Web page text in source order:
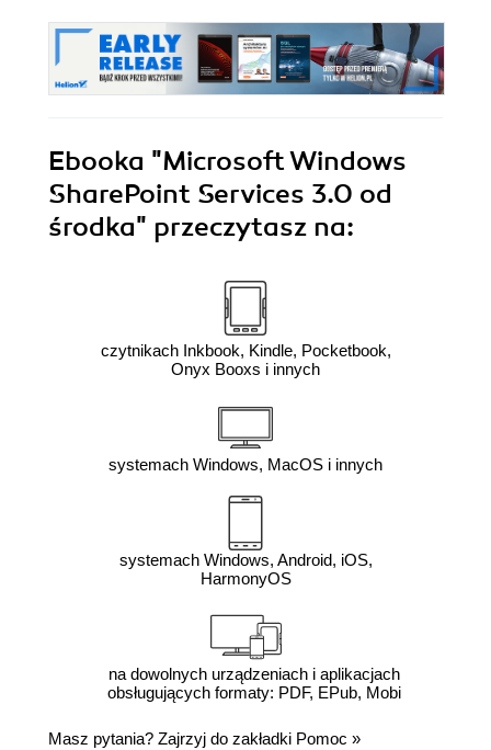
Ebooka "Microsoft Windows
SharePoint Services 3.0 od
środka" przeczytasz na:
czytnikach Inkbook, Kindle, Pocketbook,
Onyx Booxs i innych
systemach Windows, MacOS i innych
systemach Windows, Android, iOS,
HarmonyOS
na dowolnych urządzeniach i aplikacjach
obsługujących formaty: PDF, EPub, Mobi
Masz pytania? Zajrzyj do zakładki Pomoc »